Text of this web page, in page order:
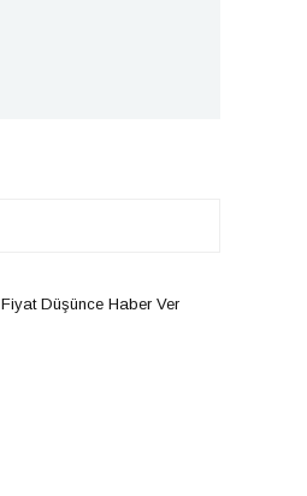
Fiyat Düşünce Haber Ver